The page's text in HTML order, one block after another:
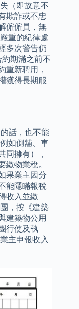
（即故意不
欺詐或不忠
僱僱員，無
重的紀律處
多次警告仍
期滿之前不
重新聘用，
獲得長期服
話，也不能
如側舖、車
同擁有），
繳物業稅。
果業主因分
能隱瞞報稅
收入並繳
，按《建築
建築物公用
行使及執
主申報收入